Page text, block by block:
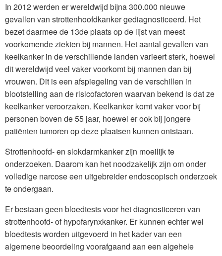
In 2012 werden er wereldwijd bijna 300.000 nieuwe
gevallen van strottenhoofdkanker gediagnosticeerd. Het
bezet daarmee de 13de plaats op de lijst van meest
voorkomende ziekten bij mannen. Het aantal gevallen van
keelkanker in de verschillende landen varieert sterk, hoewel
dit wereldwijd veel vaker voorkomt bij mannen dan bij
vrouwen. Dit is een afspiegeling van de verschillen in
blootstelling aan de risicofactoren waarvan bekend is dat ze
keelkanker veroorzaken. Keelkanker komt vaker voor bij
personen boven de 55 jaar, hoewel er ook bij jongere
patiënten tumoren op deze plaatsen kunnen ontstaan.
Strottenhoofd- en slokdarmkanker zijn moeilijk te
onderzoeken. Daarom kan het noodzakelijk zijn om onder
volledige narcose een uitgebreider endoscopisch onderzoek
te ondergaan.
Er bestaan geen bloedtests voor het diagnosticeren van
strottenhoofd- of hypofarynxkanker. Er kunnen echter wel
bloedtests worden uitgevoerd in het kader van een
algemene beoordeling voorafgaand aan een algehele